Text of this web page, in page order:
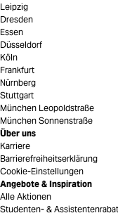
Leipzig
Dresden
Essen
Düsseldorf
Köln
Frankfurt
Nürnberg
Stuttgart
München Leopoldstraße
München Sonnenstraße
Über uns
Karriere
Barrierefreiheitserklärung
Cookie-Einstellungen
Angebote & Inspiration
Alle Aktionen
Studenten- &